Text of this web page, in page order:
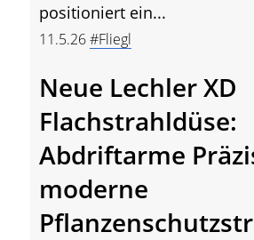
positioniert ein...
11.5.26#Fliegl
Neue Lechler XD
Flachstrahldüse:
Abdriftarme
moderne